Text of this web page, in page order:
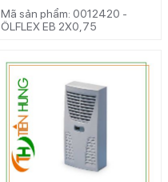
Mã sản phẩm: 0012420 -
ÖLFLEX EB 2X0,75